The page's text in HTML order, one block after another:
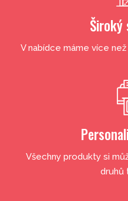
V nabídce máme více
Všechny produkty si
druhů